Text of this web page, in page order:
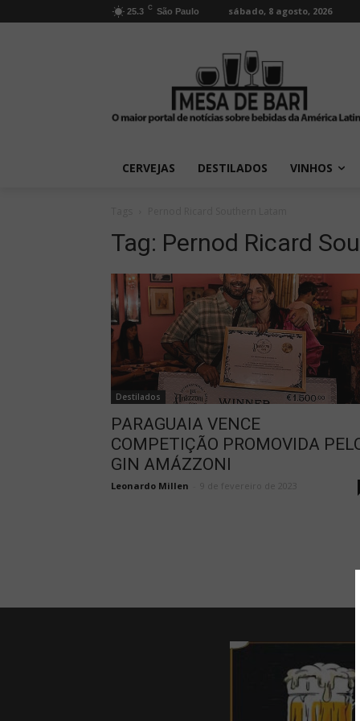
25.3 C São Paulo sábado, 8 agosto, 2026
CERVEJAS DESTILADOS VINHOS
Tag: Pernod Ricard
Destilados
PARAGUAIA VENCE
COMPETIÇÃO PROMOVIDA
GIN AMÁZZONI
Leonardo Millen 9 de fevereiro de 2023